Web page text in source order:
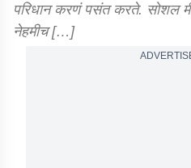
परिधान करणं पसंत करते. सोशल
नेहमीच […]